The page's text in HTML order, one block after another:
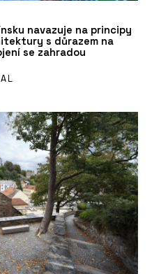
navazuje na principy
s důrazem na
se zahradou